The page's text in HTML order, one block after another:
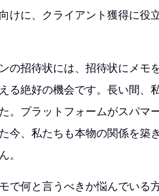
けに、クライアント獲得に役
の招待状には、招待状にメモ
る絶好の機会です。長い間、
。プラットフォームがスパマ
今、私たちも本物の関係を築
。
で何と言うべきか悩んでいる